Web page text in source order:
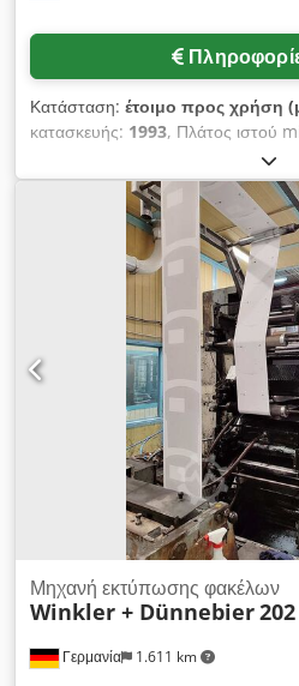
Κατάσταση: έτοιμο προς χρήση
κατασκευής: 1993, Πλάτος ιστού
μέγιστη διάμετρος ρολού:
1000 φάκελοι/λεπτό. Το μηχάνημα
peel-and-seal, αλλά μόνο με
μονάδα εκτύπωσης 2+1. Το
διατρήσει φακέλους με παράθυρα.
δυνατή η επιτόπια επιθεώρηση.
Γερμανία 1.611 km
Μηχανή εκτύπωσης φακέλων
Winkler + Dünnebier202